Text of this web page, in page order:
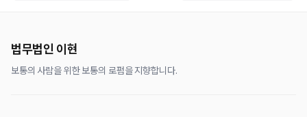
법무법인 이현
보통의 사람을 위한 보통의 로펌을 지향합니다.